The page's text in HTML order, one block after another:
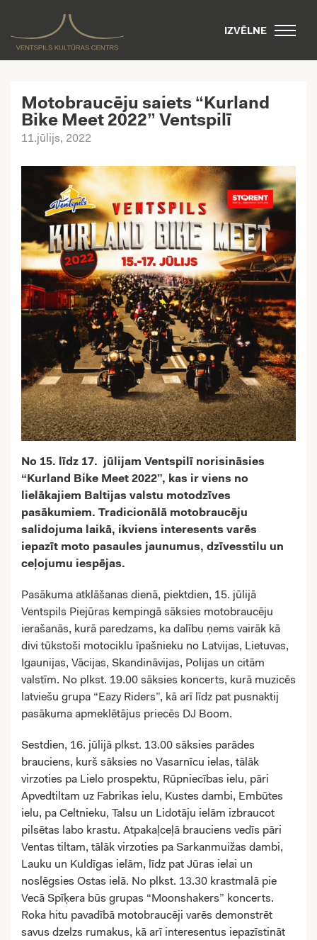
IZVĒLNE
Motobraucēju saiets “Kurland
Bike Meet 2022” Ventspilī
11.jūlijs, 2022
No 15. līdz 17. jūlijam Ventspilī norisināsies
“Kurland Bike Meet 2022”, kas ir viens no
lielākajiem Baltijas valstu motodzīves
pasākumiem. Tradicionālā motobraucēju
salidojuma laikā, ikviens interesents varēs
iepazīt moto pasaules jaunumus, dzīvesstilu un
ceļojumu iespējas.
Pasākuma atklāšanas dienā, piektdien, 15. jūlijā
Ventspils Piejūras kempingā sāksies motobraucēju
ierašanās, kurā paredzams, ka dalību ņems vairāk kā
divi tūkstoši motociklu īpašnieku no Latvijas, Lietuvas,
Igaunijas, Vācijas, Skandināvijas, Polijas un citām
valstīm. No plkst. 19.00 sāksies koncerts, kurā muzicēs
latviešu grupa “Eazy Riders”, kā arī līdz pat pusnaktij
pasākuma apmeklētājus priecēs DJ Boom.
Sestdien, 16. jūlijā plkst. 13.00 sāksies parādes
brauciens, kurš sāksies no Vasarnīcu ielas, tālāk
virzoties pa Lielo prospektu, Rūpniecības ielu, pāri
Apvedtiltam uz Fabrikas ielu, Kustes dambi, Embūtes
ielu, pa Celtnieku, Talsu un Lidotāju ielām izbraucot
pilsētas labo krastu. Atpakaļceļā brauciens vedīs pāri
Ventas tiltam, tālāk virzoties pa Sarkanmuižas dambi,
Lauku un Kuldīgas ielām, līdz pat Jūras ielai un
noslēgsies Ostas ielā. No plkst. 13.30 krastmalā pie
Vecā Spīķera būs grupas “Moonshakers” koncerts.
Roka hitu pavadībā motobraucēji varēs demonstrēt
savus dzelzs rumakus, kā arī interesentus iepazīstināt